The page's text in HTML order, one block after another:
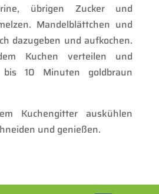
übrigen Zucker und
Mandelblättchen und
dazugeben und aufkochen.
Kuchen verteilen und
10 Minuten goldbraun
Kuchengitter auskühlen
und genießen.